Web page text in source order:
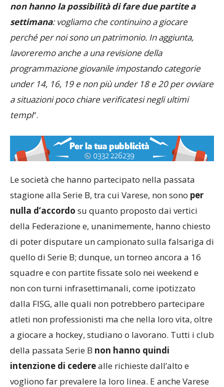
non hanno la possibilità di fare due partite a
settimana: vogliamo che continuino a giocare
perché per noi sono un patrimonio. In aggiunta,
lavoreremo anche a una revisione della
programmazione giovanile impostando categorie
under 14, 16, 19 e non più under 18 e 20 per ovviare
a situazioni poco chiare verificatesi negli ultimi
tempi“.
Le società che hanno partecipato nella passata
stagione alla Serie B, tra cui Varese, non sono per
nulla d’accordo su quanto proposto dai vertici
della Federazione e, unanimemente, hanno chiesto
di poter disputare un campionato sulla falsariga di
quello di Serie B; dunque, un torneo ancora a 16
squadre e con partite fissate solo nei weekend e
non con turni infrasettimanali, come ipotizzato
dalla FISG, alle quali non potrebbero partecipare
atleti non professionisti ma che nella loro vita, oltre
a giocare a hockey, studiano o lavorano. Tutti i club
della passata Serie B non hanno quindi
intenzione di cederealle richieste dall’alto e
vogliono far prevalere la loro linea. E anche Varese